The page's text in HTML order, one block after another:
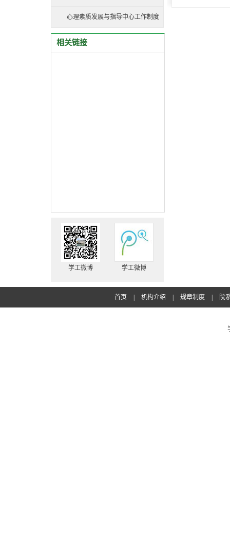
心理素质发展与指导中心工作制度
相关链接
学工微博 学工微博
首页 机构介绍 规章制度 院